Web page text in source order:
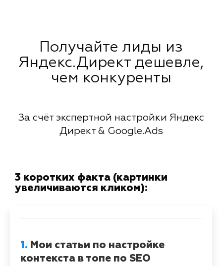
Получайте лиды из
Яндекс.Директ дешевле,
чем конкуренты
За счёт экспертной настройки Яндекс
Директ & Google.Ads
3 коротких факта (картинки
увеличиваются кликом):
1. Мои статьи по настройке
контекста в топе по SEO